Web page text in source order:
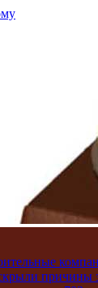
причины